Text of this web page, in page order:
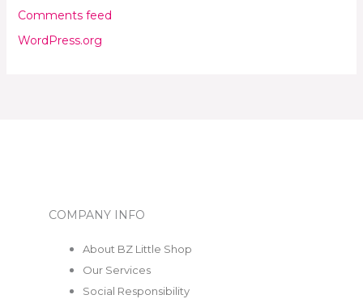
Comments feed
WordPress.org
COMPANY INFO
About BZ Little Shop
Our Services
Social Responsibility